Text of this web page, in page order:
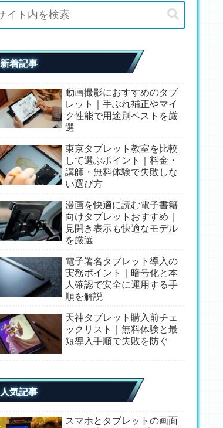
新着記事
動画撮影におすすめのタブ
レット｜手ぶれ補正やマイ
ク性能で用途別ベストを厳
選
東京タブレット教室を比較
して選ぶポイント｜料金・
講師・無料体験で失敗しな
い選び方
漫画を快適に読む電子書籍
向けタブレットおすすめ｜
見開き表示も快適なモデル
を厳選
電子署名タブレット導入の
実務ポイント｜暗号化と本
人確認で安全に運用する手
順を解説
天神タブレット購入前チェ
ックリスト｜無料体験と最
短導入手順で失敗を防ぐ
人気記事
スマホとタブレットの画面